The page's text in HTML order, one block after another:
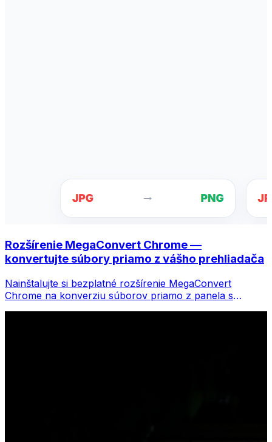
Rozšírenie MegaConvert Chrome —
konvertujte súbory priamo z vášho prehliadača
Nainštalujte si bezplatné rozšírenie MegaConvert
Chrome na konverziu súborov priamo z panela s